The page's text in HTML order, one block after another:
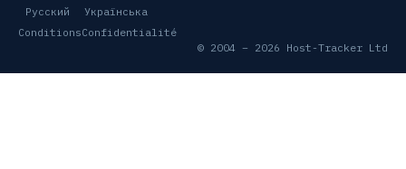
Русский
Українська
ConditionsConfidentialité
© 2004 – 2026 Host-Tracker Ltd